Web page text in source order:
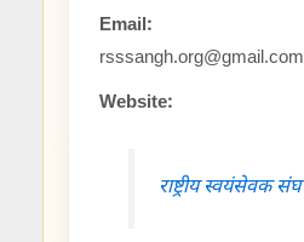
Email:
rsssangh.org@gmail.com
Website:
राष्ट्रीय स्वयंसेवक संघ